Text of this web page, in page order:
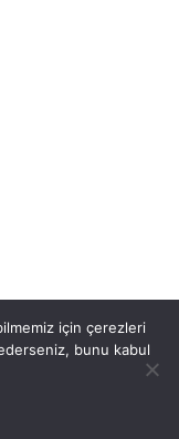
için çerezleri
bunu kabul